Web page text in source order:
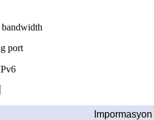
port
Impormasyon